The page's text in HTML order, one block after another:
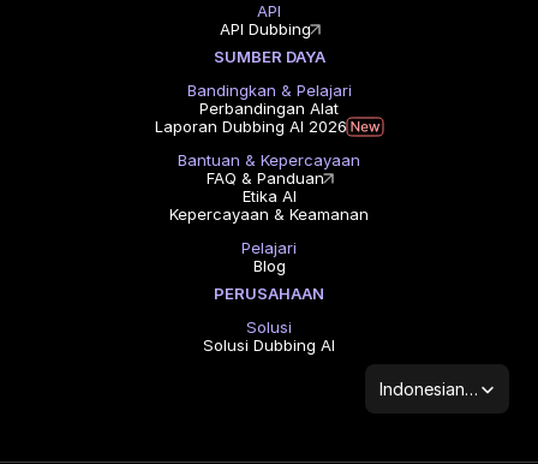
API
API Dubbing
SUMBER DAYA
Bandingkan & Pelajari
Perbandingan Alat
Laporan Dubbing AI 2026
Bantuan & Kepercayaan
FAQ & Panduan
Etika AI
Kepercayaan & Keamanan
Pelajari
Blog
PERUSAHAAN
Solusi
Solusi Dubbing AI
Select Language
Indonesian (Indonesia)